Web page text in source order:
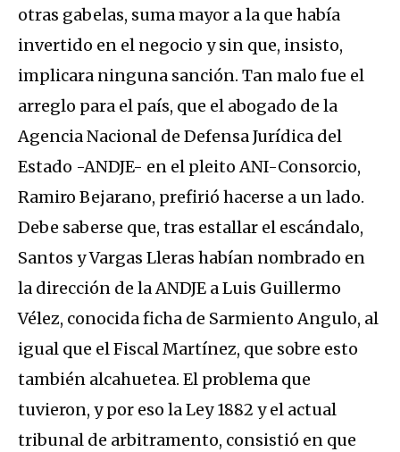
otras gabelas, suma mayor a la que había
invertido en el negocio y sin que, insisto,
implicara ninguna sanción. Tan malo fue el
arreglo para el país, que el abogado de la
Agencia Nacional de Defensa Jurídica del
Estado -ANDJE- en el pleito ANI-Consorcio,
Ramiro Bejarano, prefirió hacerse a un lado.
Debe saberse que, tras estallar el escándalo,
Santos y Vargas Lleras habían nombrado en
la dirección de la ANDJE a Luis Guillermo
Vélez, conocida ficha de Sarmiento Angulo, al
igual que el Fiscal Martínez, que sobre esto
también alcahuetea. El problema que
tuvieron, y por eso la Ley 1882 y el actual
tribunal de arbitramento, consistió en que